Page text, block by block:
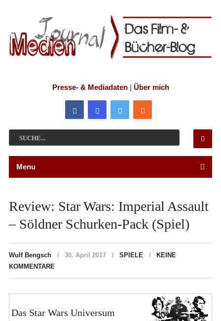
Presse- & Mediadaten| Über mich
Menu
Review: Star Wars: Imperial Assault
– Söldner Schurken-Pack (Spiel)
Wulf Bengsch 30. April 2017 SPIELE
KEINE
KOMMENTARE
Das Star Wars Universum